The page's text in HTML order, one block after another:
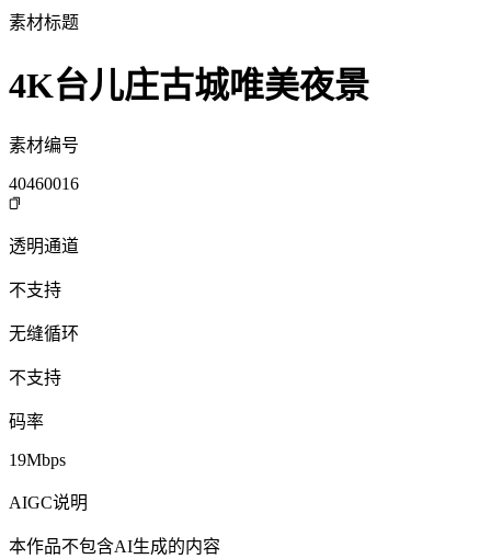
素材标题
4K台儿庄古城唯美夜景
素材编号
40460016
透明通道
不支持
无缝循环
不支持
码率
19Mbps
AIGC说明
本作品不包含AI生成的内容